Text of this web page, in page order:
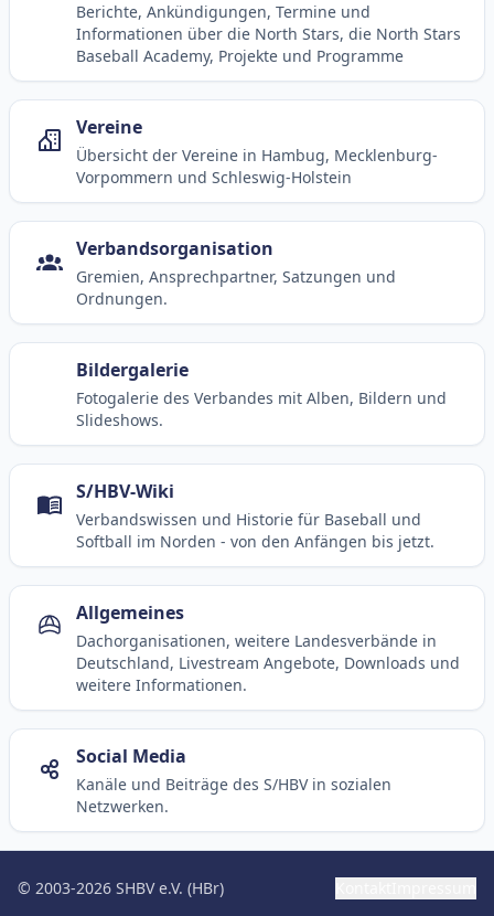
Berichte, Ankündigungen, Termine und
Informationen über die North Stars, die North Stars
Baseball Academy, Projekte und Programme
Vereine
Übersicht der Vereine in Hambug, Mecklenburg-
Vorpommern und Schleswig-Holstein
Verbandsorganisation
Gremien, Ansprechpartner, Satzungen und
Ordnungen.
Bildergalerie
Fotogalerie des Verbandes mit Alben, Bildern und
Slideshows.
S/HBV-Wiki
Verbandswissen und Historie für Baseball und
Softball im Norden - von den Anfängen bis jetzt.
Allgemeines
Dachorganisationen, weitere Landesverbände in
Deutschland, Livestream Angebote, Downloads und
weitere Informationen.
Social Media
Kanäle und Beiträge des S/HBV in sozialen
Netzwerken.
© 2003-2026 SHBV e.V. (HBr)